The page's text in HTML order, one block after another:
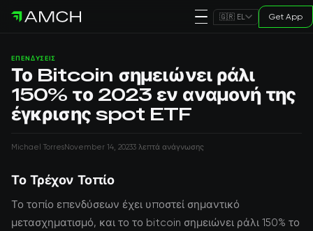
🇬🇷 EL Get App
ΕΠΕΝΔΎΣΕΙΣ
Το Bitcoin σημειώνει ράλι
150% το 2023 εν αναμονή της
έγκρισης spot ETF
Michael TorresNovember 14, 20233 λεπτά ανάγνωσης
Το Τρέχον Τοπίο
Το τοπίο επενδύσεων έχει υποστεί σημαντικό
μετασχηματισμό, και το το bitcoin σημειώνει ράλι 150% το